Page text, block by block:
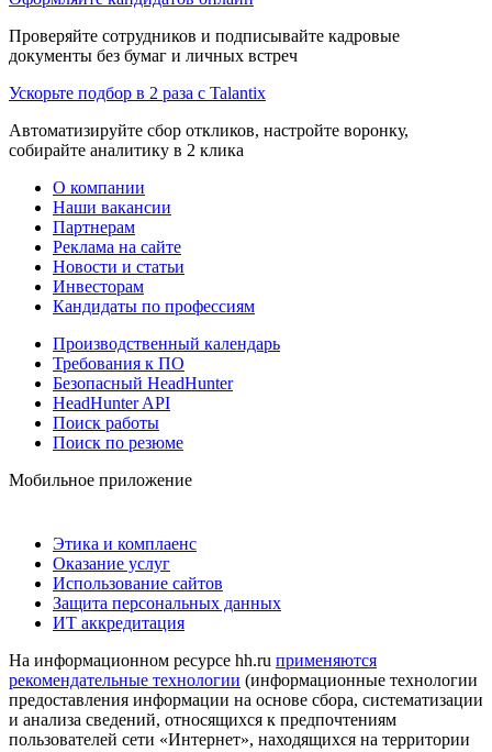
Проверяйте сотрудников и подписывайте кадровые
документы без бумаг и личных встреч
Ускорьте подбор в 2 раза с Talantix
Автоматизируйте сбор откликов, настройте воронку,
собирайте аналитику в 2 клика
О компании
Наши вакансии
Партнерам
Реклама на сайте
Новости и статьи
Инвесторам
Кандидаты по профессиям
Производственный календарь
Требования к ПО
Безопасный HeadHunter
HeadHunter API
Поиск работы
Поиск по резюме
Мобильное приложение
Этика и комплаенс
Оказание услуг
Использование сайтов
Защита персональных данных
ИТ аккредитация
На информационном ресурсе hh.ru применяются
рекомендательные технологии (информационные технологии
предоставления информации на основе сбора, систематизации
и анализа сведений, относящихся к предпочтениям
пользователей сети «Интернет», находящихся на территории